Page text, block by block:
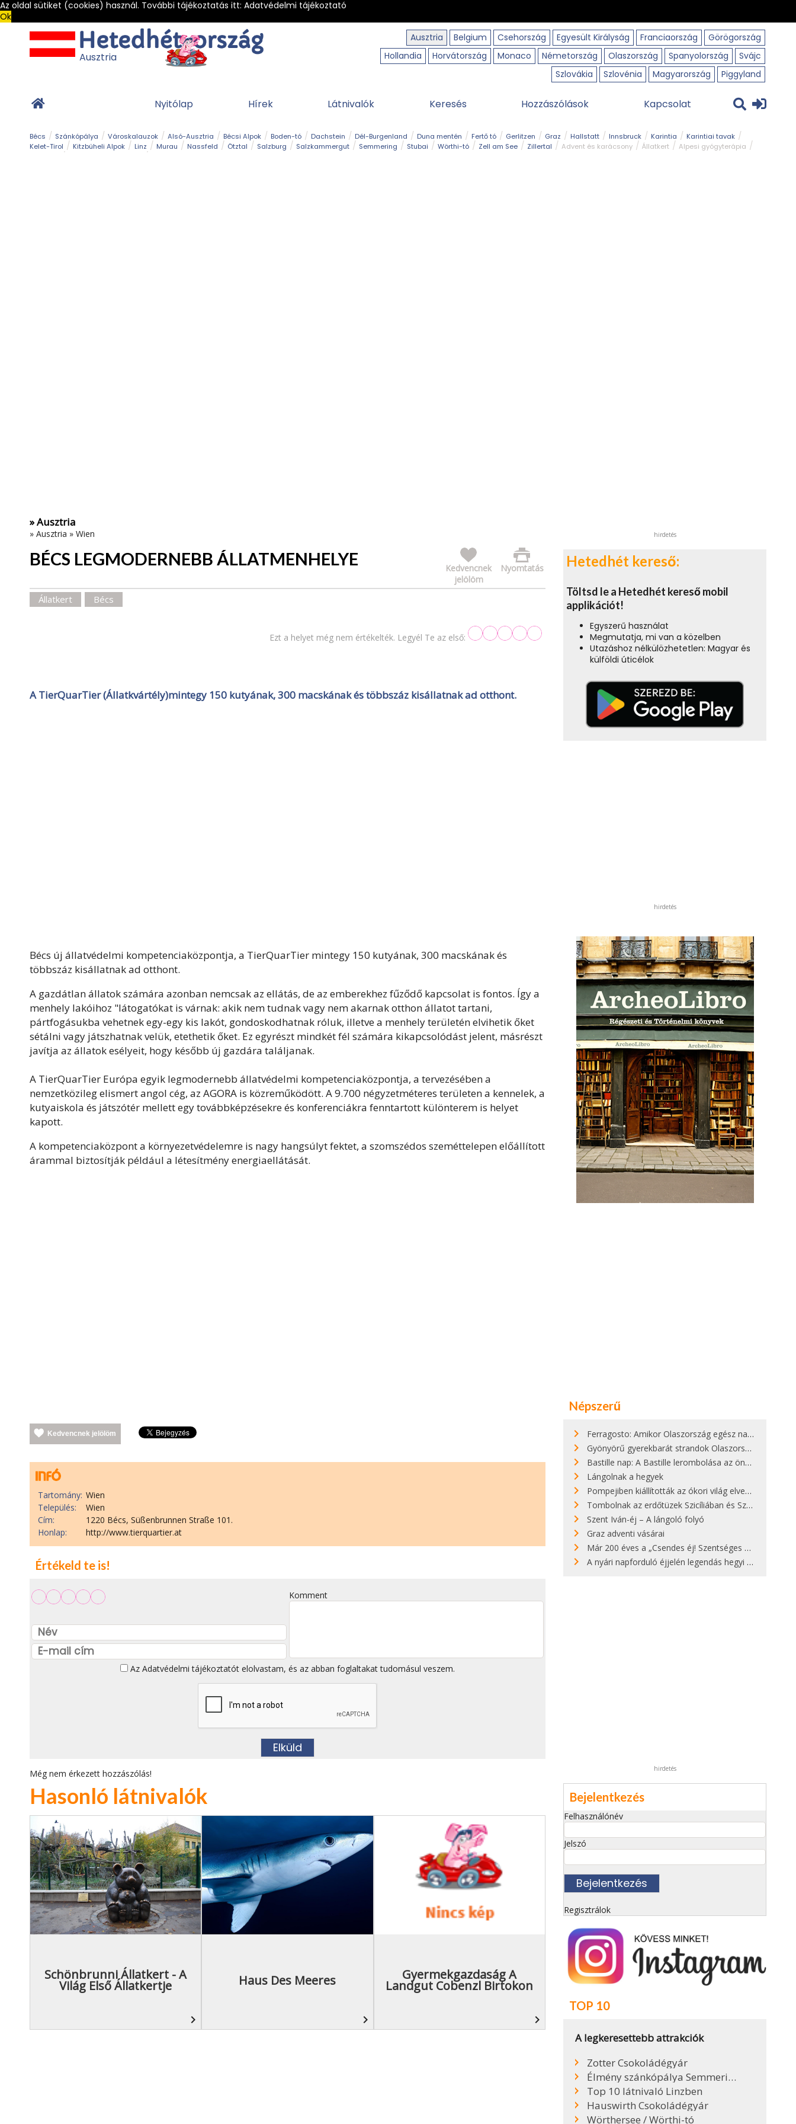
Az oldal sütiket (cookies) használ. További tájékoztatás itt: Adatvédelmi tájékoztató
Ok
Ausztria
Belgium Csehország Egyesült Királyság Franciaország
Görögország
Hollandia
Horvátország Monaco Németország Olaszország Spanyolország
Svájc
Szlovákia
Szlovénia Magyarország Piggyland
Ausztria
Nyitólap Hírek Látnivalók Keresés Hozzászólások Kapcsolat
Bécs Szánkópálya Városkalauzok Alsó-Ausztria Bécsi Alpok Boden-tó Dachstein Dél-Burgenland Duna mentén Fertő tó Gerlitzen Graz Hallstatt Innsbruck Karintia
Karintiai tavak
Kelet-Tirol
Kitzbüheli Alpok Linz Murau Nassfeld Ötztal Salzburg Salzkammergut Semmering Stubai Wörthi-tó Zell am See Zillertal Advent és karácsony Állatkert
Alpesi gyógyterápia
» Ausztria
» Ausztria » Wien
BÉCS LEGMODERNEBB ÁLLATMENHELYE Nyomtatás
Kedvencnek
jelölöm
Állatkert Bécs
Ezt a helyet még nem értékelték. Legyél Te az első:
A TierQuarTier (Állatkvártély)mintegy 150 kutyának, 300 macskának és többszáz kisállatnak ad otthont.
Bécs új állatvédelmi kompetenciaközpontja, a TierQuarTier mintegy 150 kutyának, 300 macskának és
többszáz kisállatnak ad otthont.
A gazdátlan állatok számára azonban nemcsak az ellátás, de az emberekhez fűződő kapcsolat is fontos. Így a
menhely lakóihoz "látogatókat is várnak: akik nem tudnak vagy nem akarnak otthon állatot tartani,
pártfogásukba vehetnek egy-egy kis lakót, gondoskodhatnak róluk, illetve a menhely területén elvihetik őket
sétálni vagy játszhatnak velük, etethetik őket. Ez egyrészt mindkét fél számára kikapcsolódást jelent, másrészt
javítja az állatok esélyeit, hogy később új gazdára találjanak.
A TierQuarTier Európa egyik legmodernebb állatvédelmi kompetenciaközpontja, a tervezésében a
nemzetközileg elismert angol cég, az AGORA is közreműködött. A 9.700 négyzetméteres területen a kennelek, a
kutyaiskola és játszótér mellett egy továbbképzésekre és konferenciákra fenntartott különterem is helyet
kapott.
A kompetenciaközpont a környezetvédelemre is nagy hangsúlyt fektet, a szomszédos szeméttelepen előállított
árammal biztosítják például a létesítmény energiaellátását.
Kedvencnek jelölöm
Tartomány: Wien
Település:
Wien
Cím:
1220 Bécs, Süßenbrunnen Straße 101.
Honlap:
http://www.tierquartier.at
Értékeld te is!
Komment
Az Adatvédelmi tájékoztatót elolvastam, és az abban foglaltakat tudomásul veszem.
Még nem érkezett hozzászólás!
Hasonló látnivalók
Schönbrunni Állatkert - A
Világ Első Állatkertje
navigate_next
Haus Des Meeres
navigate_next
Gyermekgazdaság A
Landgut Cobenzl Birtokon
navigate_next
hirdetés
Hetedhét kereső:
Töltsd le a Hetedhét kereső mobil
applikációt!
Egyszerű használat
Megmutatja, mi van a közelben
Utazáshoz nélkülözhetetlen: Magyar és
külföldi úticélok
hirdetés
Népszerű
Ferragosto: Amikor Olaszország egész nap nyaral
Gyönyörű gyerekbarát strandok Olaszországban - megmutatjuk a 15 legjobbat
Bastille nap: A Bastille lerombolása az önkényuralom végét jelentette
Lángolnak a hegyek
Pompejiben kiállították az ókori világ elveszett híres szobrának másolatát
Tombolnak az erdőtüzek Szicíliában és Szardínián
Szent Iván-éj – A lángoló folyó
Graz adventi vásárai
Már 200 éves a „Csendes éj! Szentséges éj!”
A nyári napforduló éjjelén legendás hegyi tüzek világítják meg Zugspitzét
hirdetés
Bejelentkezés
Felhasználónév
Jelszó
Regisztrálok
TOP 10
A legkeresettebb attrakciók
Zotter Csokoládégyár
Élmény szánkópálya Semmeringen
Top 10 látnivaló Linzben
Hauswirth Csokoládégyár
Wörthersee / Wörthi-tó